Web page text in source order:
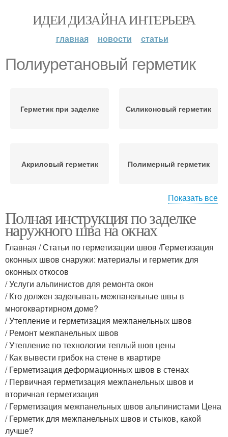
ИДЕИ ДИЗАЙНА ИНТЕРЬЕРА
главная новости статьи
Полиуретановый герметик
Герметик при заделке Силиконовый герметик
Акриловый герметик Полимерный герметик
Герметик для затирки Герметик для окон
Показать все
Полная инструкция по заделке
наружного шва на окнах
Главная / Статьи по герметизации швов /Герметизация
оконных швов снаружи: материалы и герметик для
оконных откосов
/ Услуги альпинистов для ремонта окон
/ Кто должен заделывать межпанельные швы в
многоквартирном доме?
/ Утепление и герметизация межпанельных швов
/ Ремонт межпанельных швов
/ Утепление по технологии теплый шов цены
/ Как вывести грибок на стене в квартире
/ Герметизация деформационных швов в стенах
/ Первичная герметизация межпанельных швов и
вторичная герметизация
/ Герметизация межпанельных швов альпинистами Цена
/ Герметик для межпанельных швов и стыков, какой
лучше?